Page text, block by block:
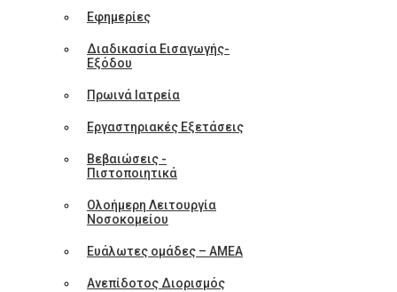
Εφημερίες
Διαδικασία Εισαγωγής-
Εξόδου
Πρωινά Ιατρεία
Εργαστηριακές Εξετάσεις
Βεβαιώσεις -
Πιστοποιητικά
Ολοήμερη Λειτουργία
Νοσοκομείου
Ευάλωτες ομάδες – ΑΜΕΑ
Ανεπίδοτος Διορισμός